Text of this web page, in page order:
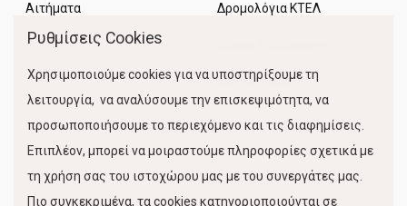
Αιτήματα Δρομολόγια ΚΤΕΛ
Κίνηση Λιμένος
Ρυθμίσεις Cookies
Χρησιμοποιούμε cookies για να υποστηρίξουμε τη
λειτουργία, να αναλύσουμε την επισκεψιμότητα, να
προσωποποιήσουμε το περιεχόμενο και τις διαφημίσεις.
Επιπλέον, μπορεί να μοιραστούμε πληροφορίες σχετικά με
τη χρήση σας του ιστοχώρου μας με του συνεργάτες μας.
Πιο συγκεκριμένα, τα cookies κατηγοριοποιούνται σε